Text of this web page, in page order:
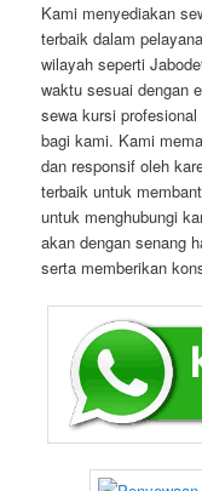
Kami menyediakan
terbaik dalam
wilayah seperti
waktu sesuai dengan
sewa kursi
bagi kami. Kami
dan responsif oleh
terbaik untuk
untuk menghubungi
akan dengan senang
serta memberikan